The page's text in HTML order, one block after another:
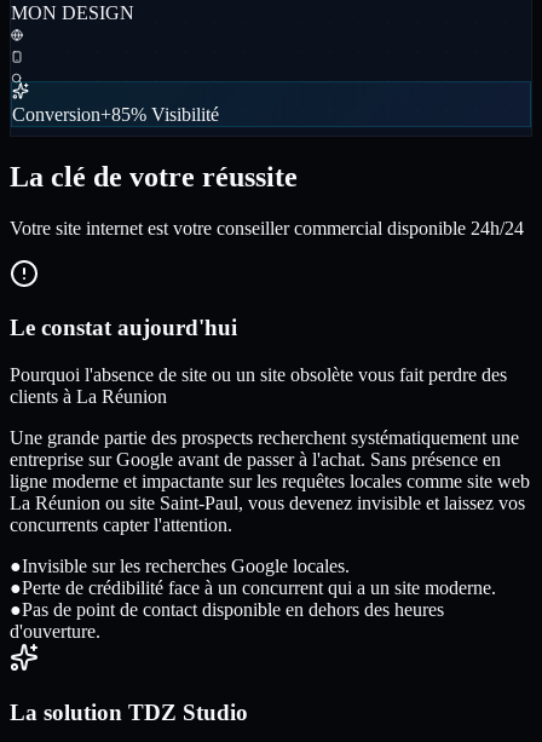
MON DESIGN
Conversion+85% Visibilité
La clé de votre réussite
Votre site internet est votre conseiller commercial disponible 24h/24
Le constat aujourd'hui
Pourquoi l'absence de site ou un site obsolète vous fait perdre des
clients à La Réunion
Une grande partie des prospects recherchent systématiquement une
entreprise sur Google avant de passer à l'achat. Sans présence en
ligne moderne et impactante sur les requêtes locales comme site web
La Réunion ou site Saint-Paul, vous devenez invisible et laissez vos
concurrents capter l'attention.
●Invisible sur les recherches Google locales.
●Perte de crédibilité face à un concurrent qui a un site moderne.
●Pas de point de contact disponible en dehors des heures
d'ouverture.
La solution TDZ Studio